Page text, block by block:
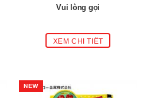
Vui lòng gọi
NEW